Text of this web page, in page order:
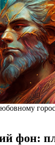
фон: